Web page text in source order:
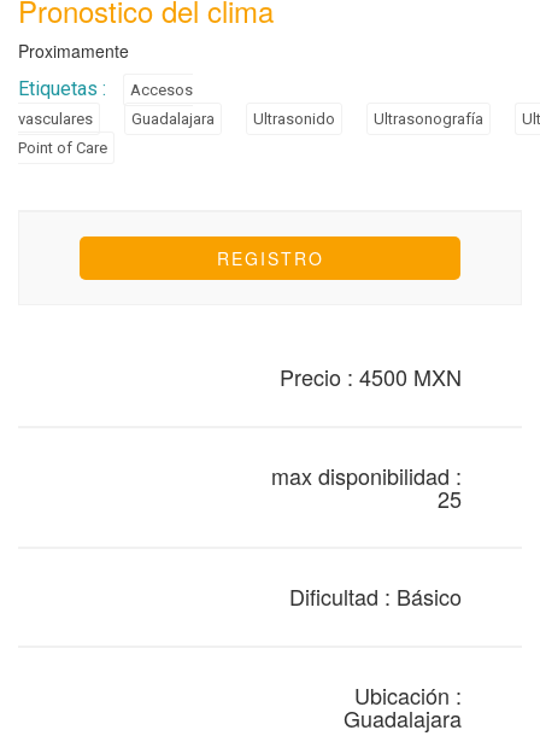
Pronostico del clima
Proximamente
Etiquetas :
Accesos
vasculares
Guadalajara Ultrasonido Ultrasonografía
Point of Care
Precio : 4500 MXN
max disponibilidad :
25
Dificultad : Básico
Ubicación :
Guadalajara